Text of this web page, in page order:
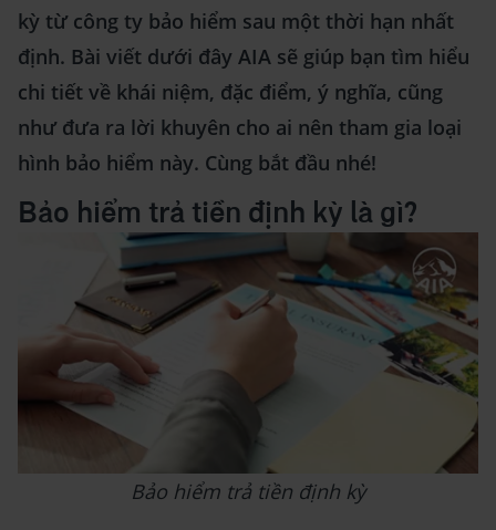
kỳ từ công ty bảo hiểm sau một thời hạn nhất
định. Bài viết dưới đây AIA sẽ giúp bạn tìm hiểu
chi tiết về khái niệm, đặc điểm, ý nghĩa, cũng
như đưa ra lời khuyên cho ai nên tham gia loại
hình bảo hiểm này. Cùng bắt đầu nhé!
Bảo hiểm trả tiền định kỳ là gì?
Bảo hiểm trả tiền định kỳ